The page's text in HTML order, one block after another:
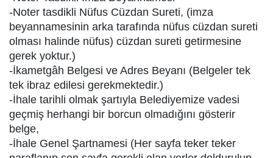
-Noter tasdikli Nüfus Cüzdan Sureti, (imza
beyannamesinin arka tarafında nüfus cüzdan sureti
olması halinde nüfus) cüzdan sureti getirmesine
gerek yoktur.)
-İkametgâh Belgesi ve Adres Beyanı (Belgeler tek
tek ibraz edilesi gerekmektedir.)
-İhale tarihli olmak şartıyla Belediyemize vadesi
geçmiş herhangi bir borcun olmadığını gösterir
belge,
-İhale Genel Şartnamesi (Her sayfa teker teker